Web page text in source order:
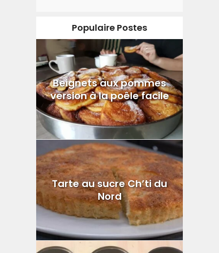
Populaire Postes
Beignets aux pommes
version à la poêle facile
Tarte au sucre Ch’ti du
Nord